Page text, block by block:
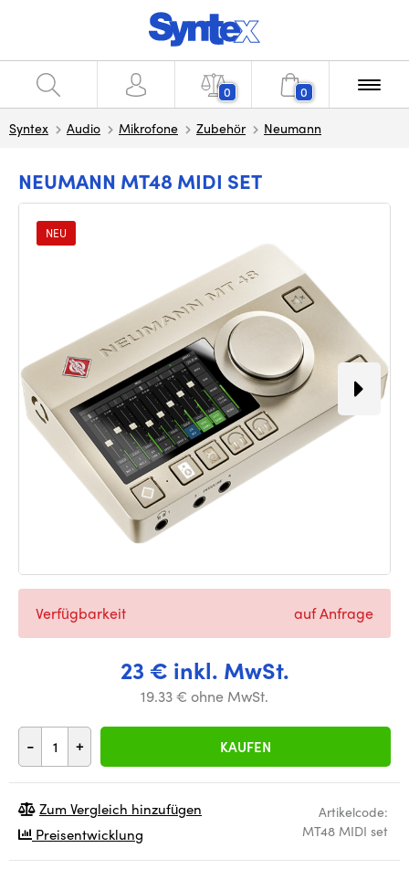
0 0
Syntex Audio Mikrofone Zubehör Neumann
NEUMANN MT48 MIDI SET
NEU
23 € inkl. MwSt.
19.33 € ohne MwSt.
- + KAUFEN
Verfügbarkeit auf Anfrage
Artikelcode:
MT48 MIDI set
Zum Vergleich hinzufügen
Preisentwicklung